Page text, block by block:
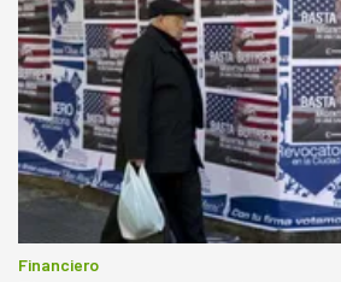
Financiero